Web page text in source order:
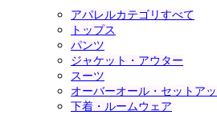
アパレルカテゴリすべて
トップス
パンツ
ジャケット・アウター
スーツ
オーバーオール・セットア
下着・ルームウェア